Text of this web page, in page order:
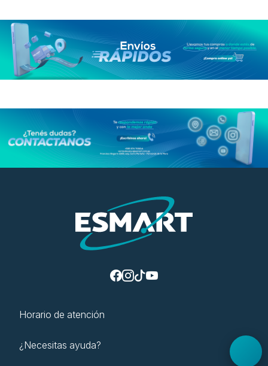
Horario de atención
¿Necesitas ayuda?